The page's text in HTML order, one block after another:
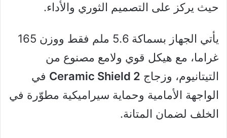
حيث يركز على التصميم الثوري والأداء.
يأتي الجهاز بسماكة 5.6 ملم فقط ووزن 165
غراما، مع هيكل قوي ولامع مصنوع من
التيتانيوم، وزجاج Ceramic Shield 2 في
الواجهة الأمامية وحماية سيراميكية مطوّرة في
الخلف لضمان المتانة.